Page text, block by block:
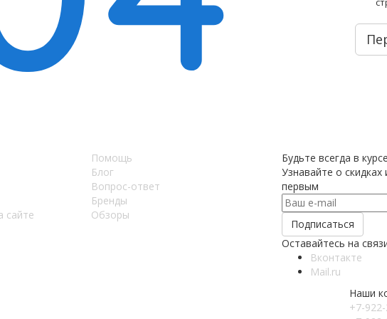
сайте
Помощь
Блог
Вопрос-ответ
Бренды
Обзоры
Будьте всегда в
Узнавайте о скидках
первым
Оставайтесь на
Вконтакте
Mail.ru
Наши
+7-